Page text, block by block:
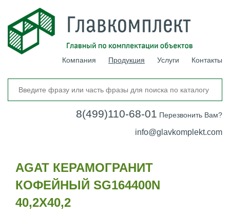
Компания Продукция Услуги Контакты
8(499)110-68-01 Перезвонить Вам?
info@glavkomplekt.com
AGAT КЕРАМОГРАНИТ
КОФЕЙНЫЙ SG164400N
40,2Х40,2